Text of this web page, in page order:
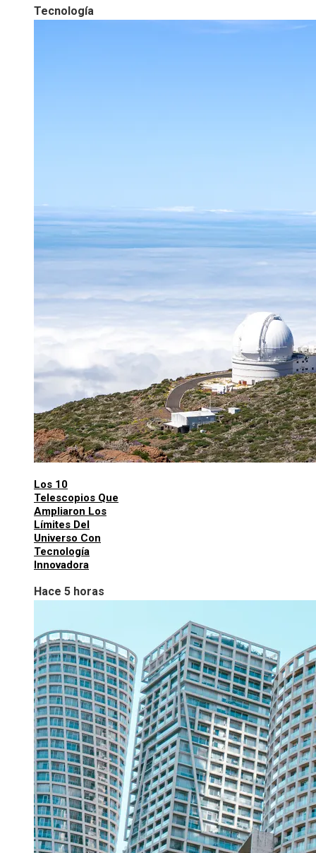
Tecnología
Los 10
Telescopios Que
Ampliaron Los
Límites Del
Universo Con
Tecnología
Innovadora
Hace 5 horas